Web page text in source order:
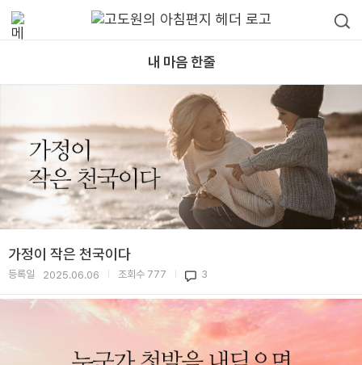
내 마음 한줄
가정이 작은 천국이다
등록일 2025.06.06 조회수 777 3